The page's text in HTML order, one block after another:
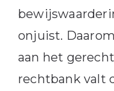
onjuist.
aan het
rechtbank valt